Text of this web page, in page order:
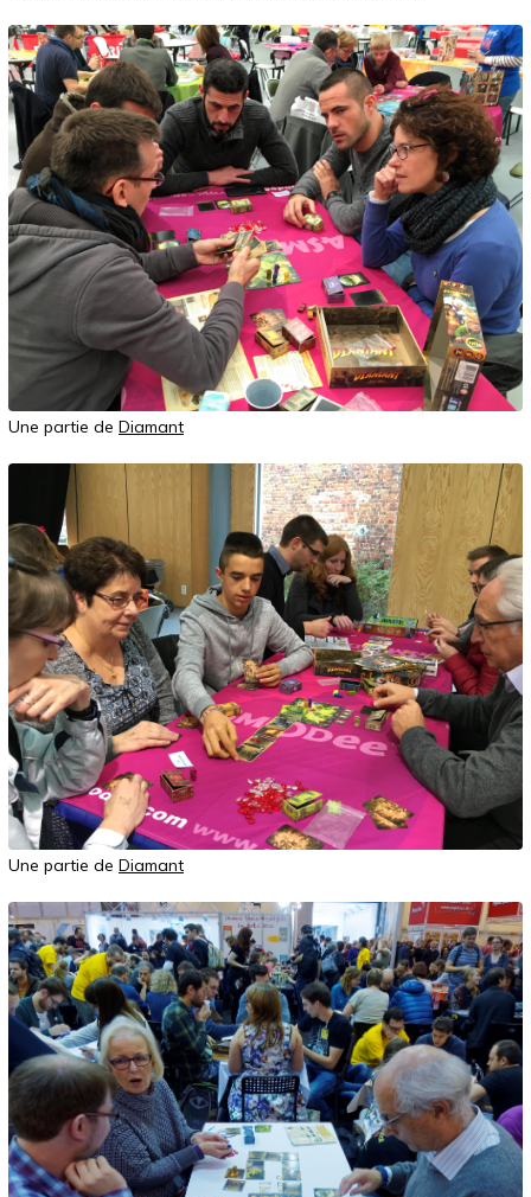
Une partie de Diamant
Une partie de Diamant